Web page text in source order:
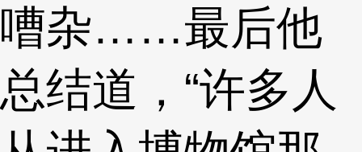
嘈杂……最后他
总结道，“许多人